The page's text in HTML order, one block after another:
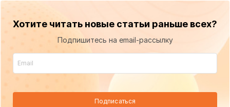
Хотите читать новые статьи раньше всех?
Подпишитесь на email-рассылку
Подписаться